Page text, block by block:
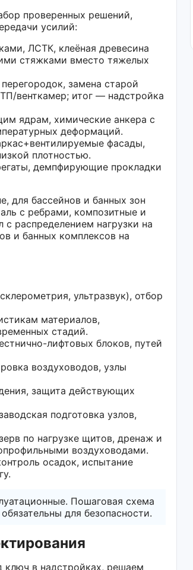
проверенных решений,
усилий:
ЛСТК, клеёная древесина
стяжками вместо тяжелых
замена старой
венткамер; итог — надстройка
ядрам, химические анкера с
деформаций.
фасады,
плотностью.
демпфирующие прокладки
для бассейнов и банных зон
с ребрами, композитные и
с распределением нагрузки на
и банных комплексов на
ультразвук), отбор
материалов,
стадий.
лифтовых блоков, путей
воздуховодов, узлы
защита действующих
подготовка узлов,
по нагрузке щитов, дренаж и
воздуховодами.
осадок, испытание
Пошаговая схема
для безопасности.
ключ в надстройках, решаем